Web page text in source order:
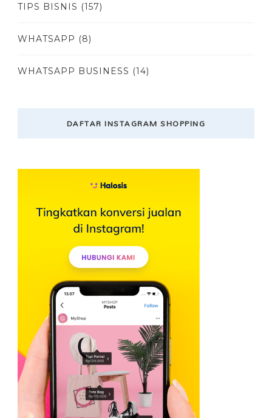
TIPS BISNIS (157)
WHATSAPP (8)
WHATSAPP BUSINESS (14)
DAFTAR INSTAGRAM SHOPPING